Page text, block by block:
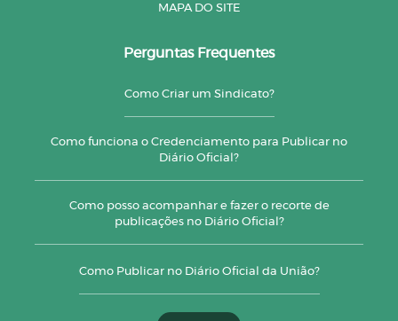
MAPA DO SITE
Perguntas Frequentes
Como Criar um Sindicato?
Como funciona o Credenciamento para Publicar no
Diário Oficial?
Como posso acompanhar e fazer o recorte de
publicações no Diário Oficial?
Como Publicar no Diário Oficial da União?